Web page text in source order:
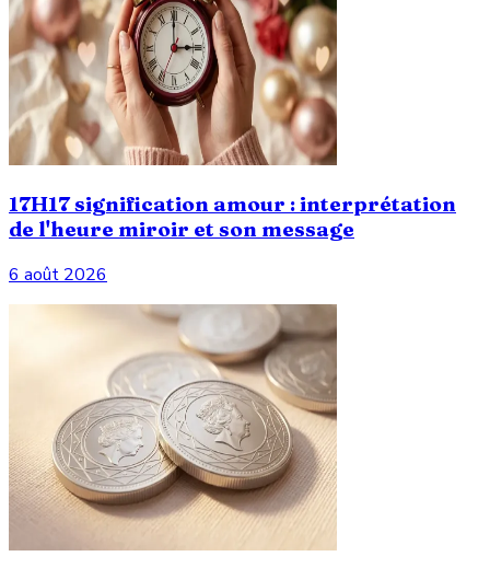
17H17 signification amour : interprétation
de l'heure miroir et son message
6 août 2026